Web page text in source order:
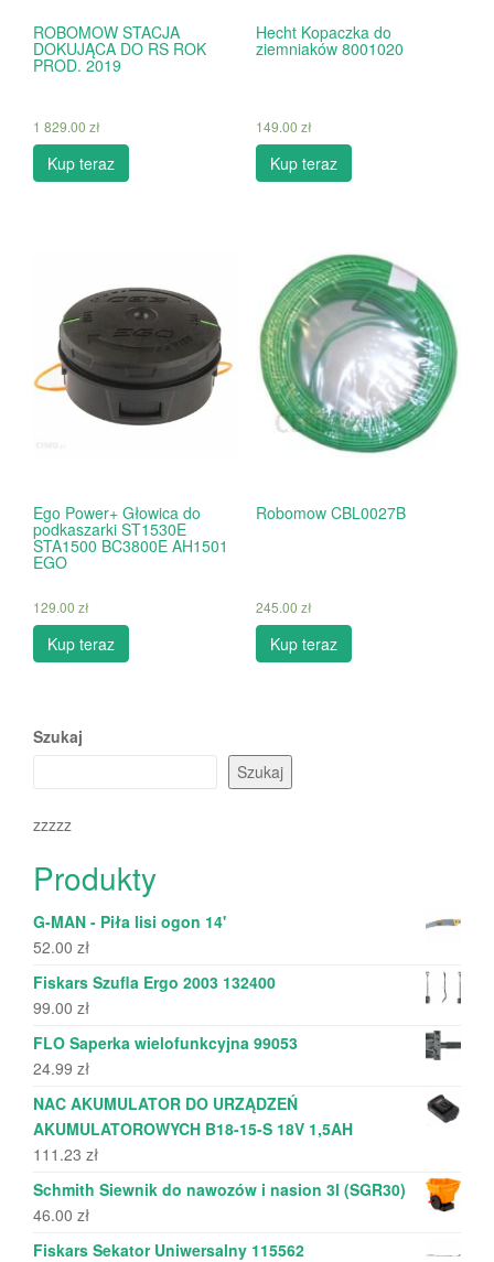
ROBOMOW STACJA
DOKUJĄCA DO RS ROK
PROD. 2019
1 829.00 zł
Kup teraz
Hecht Kopaczka do
ziemniaków 8001020
149.00 zł
Kup teraz
Ego Power+ Głowica do
podkaszarki ST1530E
STA1500 BC3800E AH1501
EGO
129.00 zł
Kup teraz
Robomow CBL0027B
245.00 zł
Kup teraz
Szukaj
Szukaj
zzzzz
Produkty
G-MAN - Piła lisi ogon 14'
52.00 zł
Fiskars Szufla Ergo 2003 132400
99.00 zł
FLO Saperka wielofunkcyjna 99053
24.99 zł
NAC AKUMULATOR DO URZĄDZEŃ
AKUMULATOROWYCH B18-15-S 18V 1,5AH
111.23 zł
Schmith Siewnik do nawozów i nasion 3l (SGR30)
46.00 zł
Fiskars Sekator Uniwersalny 115562